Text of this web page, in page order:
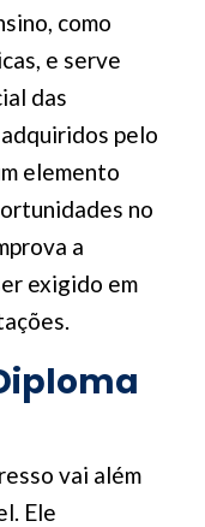
como
e serve
das
pelo
elemento
no
a
exigido em
vai além
Ele